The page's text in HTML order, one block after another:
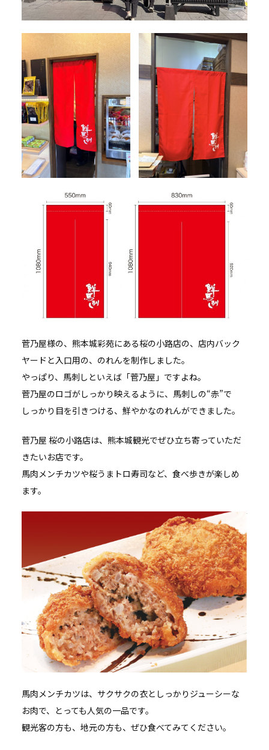
菅乃屋様の、熊本城彩苑にある桜の小路店の、店内バック
ヤードと入口用の、のれんを制作しました。
やっぱり、馬刺しといえば「菅乃屋」ですよね。
菅乃屋のロゴがしっかり映えるように、馬刺しの“赤”で
しっかり目を引きつける、鮮やかなのれんができました。
菅乃屋 桜の小路店は、熊本城観光でぜひ立ち寄っていただ
きたいお店です。
馬肉メンチカツや桜うまトロ寿司など、食べ歩きが楽しめ
ます。
馬肉メンチカツは、サクサクの衣としっかりジューシーな
お肉で、とっても人気の一品です。
観光客の方も、地元の方も、ぜひ食べてみてください。